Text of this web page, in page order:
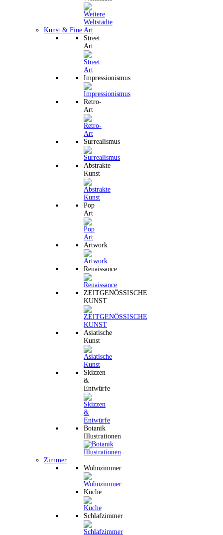
Kunst & Fine Art
Street
Art
Impressionismus
Retro-
Art
Surrealismus
Abstrakte
Kunst
Pop
Art
Artwork
Renaissance
ZEITGENÖSSISCHE
KUNST
Asiatische
Kunst
Skizzen
&
Entwürfe
Botanik
Illustrationen
Zimmer
Wohnzimmer
Küche
Schlafzimmer